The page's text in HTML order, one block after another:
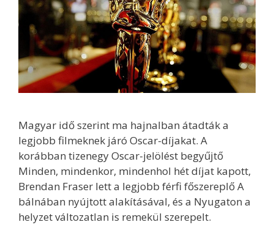
Magyar idő szerint ma hajnalban átadták a
legjobb filmeknek járó Oscar-díjakat. A
korábban tizenegy Oscar-jelölést begyűjtő
Minden, mindenkor, mindenhol hét díjat kapott,
Brendan Fraser lett a legjobb férfi főszereplő A
bálnában nyújtott alakításával, és a Nyugaton a
helyzet változatlan is remekül szerepelt.